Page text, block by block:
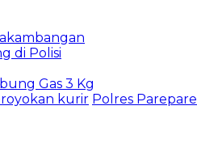
di Polisi
Gas 3 Kg
kurir Polres Parepare